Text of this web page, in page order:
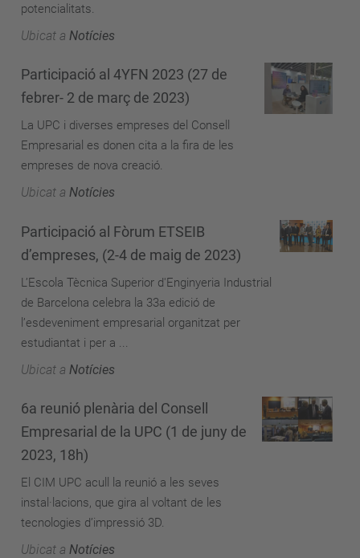
potencialitats.
Ubicat a Notícies
Participació al 4YFN 2023 (27 de
febrer- 2 de març de 2023)
La UPC i diverses empreses del Consell
Empresarial es donen cita a la fira de les
empreses de nova creació.
Ubicat a Notícies
Participació al Fòrum ETSEIB
d’empreses, (2-4 de maig de 2023)
L’Escola Tècnica Superior d'Enginyeria Industrial
de Barcelona celebra la 33a edició de
l’esdeveniment empresarial organitzat per
estudiantat i per a ...
Ubicat a Notícies
6a reunió plenària del Consell
Empresarial de la UPC (1 de juny de
2023, 18h)
El CIM UPC acull la reunió a les seves
instal·lacions, que gira al voltant de les
tecnologies d’impressió 3D.
Ubicat a Notícies